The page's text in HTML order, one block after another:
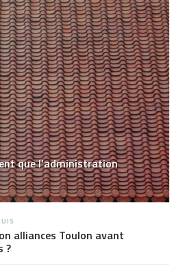
que l’administration
alliances Toulon avant
?